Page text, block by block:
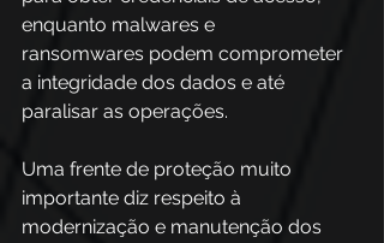
enquanto malwares e
ransomwares podem comprometer
a integridade dos dados e até
paralisar as operações.
Uma frente de proteção muito
importante diz respeito à
modernização e manutenção dos